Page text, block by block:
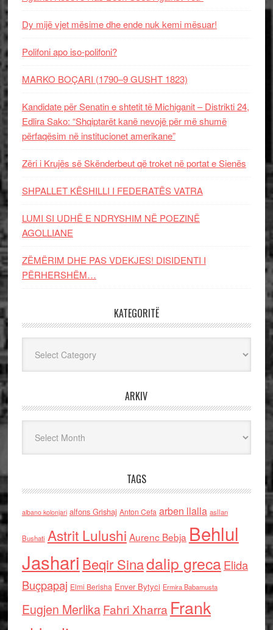
Dy mijë vjet mësime dhe ende nuk kemi mësuar!
Polifoni apo iso-polifoni?
MARKO BOÇARI (1790–9 GUSHT 1823)
Kandidate për Senatin e shtetit të Michiganit – Distrikti 24,
Edlira Sako: “Shqiptarët kanë nevojë për më shumë
përfaqësim në institucionet amerikane”
Zëri i Krujës së Skënderbeut që troket në portat e Sienës
SHPALLET KËSHILLI I FEDERATËS VATRA
LUMI SI UDHË E NDRYSHIM NË POEZINË
AGOLLIANE
ZËMËRIM DHE PAS VDEKJES! DISIDENTI I
PËRHERSHËM…
KATEGORITË
ARKIV
TAGS
albano kolonjari alfons Grishaj Anton Cefa arben llalla asllan
Bushati Astrit Lulushi Aurenc Bebja Behlul
Jashari Beqir Sinadalip grecaElida
Buçpapaj Elmi Berisha Enver Bytyci Ermira Babamusta
Eugjen MerlikaFahri Xharra Frank